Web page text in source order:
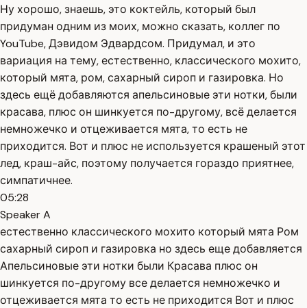
Ну хорошо, знаешь, это коктейль, который был
придуман одним из моих, можно сказать, коллег по
YouTube, Дэвидом Эдвардсом. Придумал, и это
вариация на тему, естественно, классического мохито,
который мята, ром, сахарный сироп и газировка. Но
здесь ещё добавляются апельсиновые эти нотки, были
красава, плюс он шинкуется по-другому, всё делается
немножечко и отцеживается мята, то есть не
приходится. Вот и плюс не используется крашеный этот
лед, краш-айс, поэтому получается гораздо приятнее,
симпатичнее.
05:28
Speaker A
естественно классического мохито который мята Ром
сахарный сироп и газировка но здесь еще добавляется
Апельсиновые эти нотки были Красава плюс он
шинкуется по-другому все делается немножечко и
отцеживается мята то есть не приходится Вот и плюс